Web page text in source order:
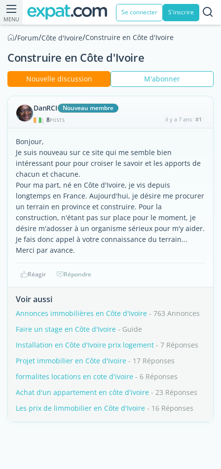
MENU
Se connecter S'inscrire
/Forum/Côte d'Ivoire/Construire en Côte d'Ivoire
Construire en Côte d'Ivoire
Nouvelle discussion M'abonner
DanRCI Nouveau membre
| 8POSTS il y a 7 ans #1
Bonjour,
Je suis nouveau sur ce site qui me semble bien
intéressant pour pour croiser le savoir et les apports de
chacun et chacune.
Pour ma part, né en Côte d'Ivoire, je vis depuis
longtemps en France. Aujourd'hui, je désire me procurer
un terrain en province et construire. Pour la
construction, n'étant pas sur place pour le moment, je
désire m'adosser à un organisme sérieux pour m'y aider.
Je fais donc appel à votre connaissance du terrain...
Merci par avance.
Réagir Répondre
Voir aussi
Annonces immobilières en Côte d'Ivoire - 763 Annonces
Faire un stage en Côte d'Ivoire - Guide
Installation en Côte d'Ivoire prix logement - 7 Réponses
Projet immobilier en Côte d'Ivoire - 17 Réponses
formalites locations en cote d'ivoire - 6 Réponses
Achat d'un appartement en côte d'ivoire - 23 Réponses
Les prix de limmobilier en Côte d'Ivoire - 16 Réponses